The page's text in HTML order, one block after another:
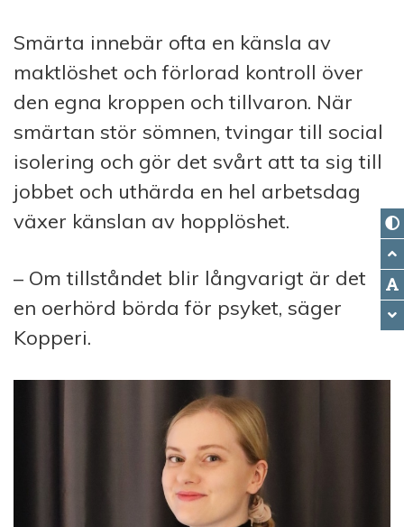
Smärta innebär ofta en känsla av
maktlöshet och förlorad kontroll över
den egna kroppen och tillvaron. När
smärtan stör sömnen, tvingar till social
isolering och gör det svårt att ta sig till
jobbet och uthärda en hel arbetsdag
växer känslan av hopplöshet.
– Om tillståndet blir långvarigt är det
en oerhörd börda för psyket, säger
Kopperi.